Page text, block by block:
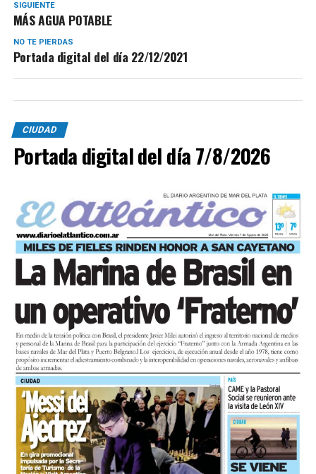
SIGUIENTE
MÁS AGUA POTABLE
NO TE PIERDAS
Portada digital del día 22/12/2021
CIUDAD
Portada digital del día 7/8/2026